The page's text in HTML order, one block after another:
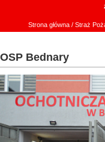
Strona główna/ Straż
OSP Bednary